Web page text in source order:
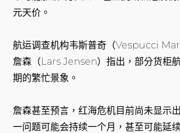
元天价。
航运调查机构韦斯普奇（Vespucci
詹森（Lars Jensen）指出，部分货柜
期的繁忙景象。
詹森甚至预言，红海危机目前尚未显示
一问题可能会持续一个月，甚至可能延